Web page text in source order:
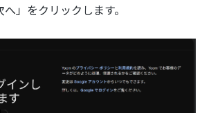
」をクリックします。